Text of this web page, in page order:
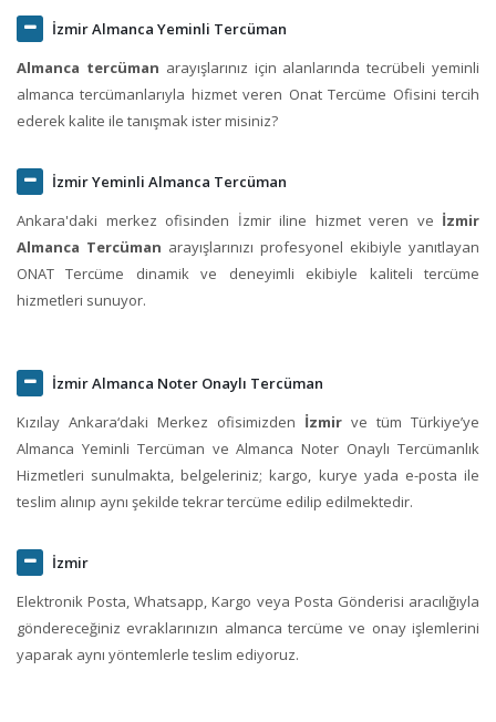
İzmir Almanca Yeminli Tercüman
Almanca tercüman arayışlarınız için alanlarında tecrübeli yeminli
almanca tercümanlarıyla hizmet veren Onat Tercüme Ofisini tercih
ederek kalite ile tanışmak ister misiniz?
İzmir Yeminli Almanca Tercüman
Ankara'daki merkez ofisinden İzmir iline hizmet veren ve İzmir
Almanca Tercüman arayışlarınızı profesyonel ekibiyle yanıtlayan
ONAT Tercüme dinamik ve deneyimli ekibiyle kaliteli tercüme
hizmetleri sunuyor.
İzmir Almanca Noter Onaylı Tercüman
Kızılay Ankara‘daki Merkez ofisimizden İzmir ve tüm Türkiye’ye
Almanca Yeminli Tercüman ve Almanca Noter Onaylı Tercümanlık
Hizmetleri sunulmakta, belgeleriniz; kargo, kurye yada e-posta ile
teslim alınıp aynı şekilde tekrar tercüme edilip edilmektedir.
İzmir
Elektronik Posta, Whatsapp, Kargo veya Posta Gönderisi aracılığıyla
göndereceğiniz evraklarınızın almanca tercüme ve onay işlemlerini
yaparak aynı yöntemlerle teslim ediyoruz.